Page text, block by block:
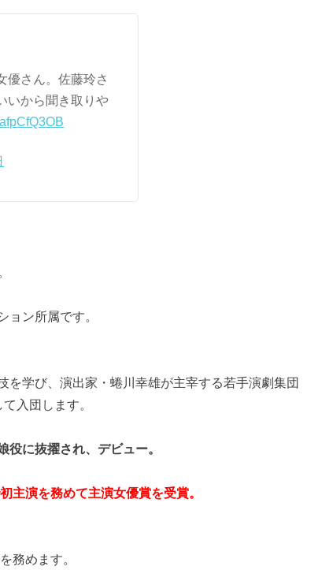
優さん。佐藤玲さ
いから聞き取りや
ン所属です。
学び、演出家・蜷川幸雄が主宰する若手演劇集団
入団します。
に抜擢され、デビュー。
主演を務めて主演女優賞を受賞。
務めます。